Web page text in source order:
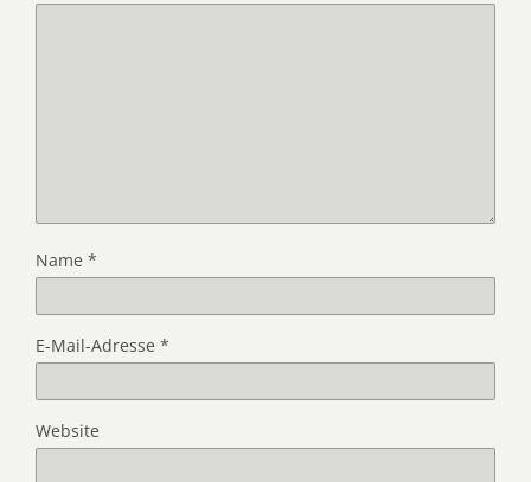
Name *
E-Mail-Adresse *
Website